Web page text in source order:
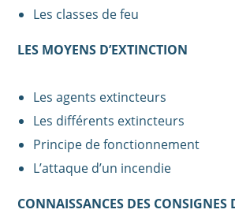
Les classes de feu
LES MOYENS D’EXTINCTION
Les agents extincteurs
Les différents extincteurs
Principe de fonctionnement
L’attaque d’un incendie
CONNAISSANCES DES CONSIGNES